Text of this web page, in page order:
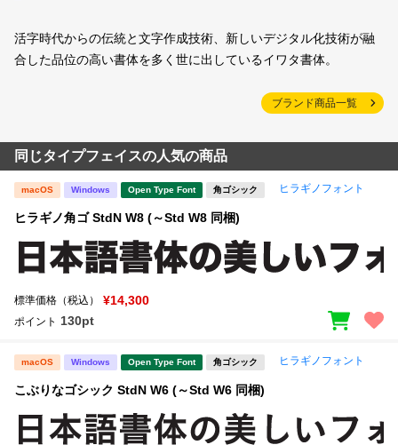
活字時代からの伝統と文字作成技術、新しいデジタル化技術が融
合した品位の高い書体を多く世に出しているイワタ書体。
ブランド商品一覧
同じタイプフェイスの人気の商品
macOS Windows Open Type Font 角ゴシック ヒラギノフォント
ヒラギノ角ゴ StdN W8 (～Std W8 同梱)
標準価格（税込） ¥14,300
ポイント 130pt
macOS Windows Open Type Font 角ゴシック ヒラギノフォント
こぶりなゴシック StdN W6 (～Std W6 同梱)